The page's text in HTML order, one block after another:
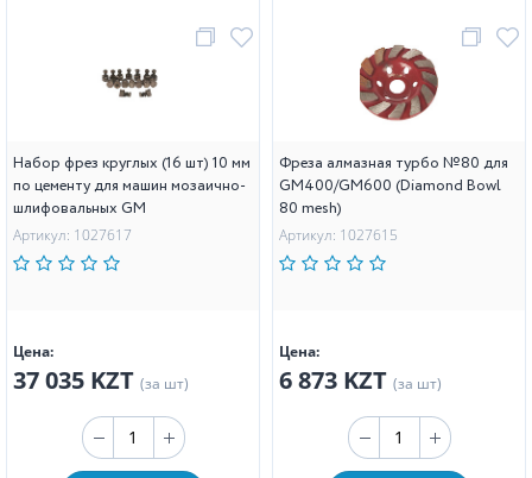
Набор фрез круглых (16 шт) 10 мм
по цементу для машин мозаично-
шлифовальных GM
Артикул: 1027617
Цена:
37 035 KZT (за шт)
Фреза алмазная турбо №80 для
GM400/GM600 (Diamond Bowl
80 mesh)
Артикул: 1027615
Цена:
6 873 KZT (за шт)